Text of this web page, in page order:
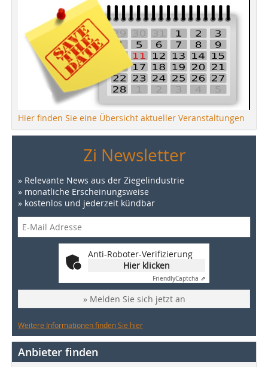
Hier finden Sie eine Übersicht aktueller Veranstaltungen
Zi Newsletter
» Relevante News aus der Ziegelindustrie
» monatliche Erscheinungsweise
» kostenlos und jederzeit kündbar
Anti-Roboter-Verifizierung
Hier klicken
FriendlyCaptcha ⇗
» Melden Sie sich jetzt an
Weitere Informationen finden Sie hier
Anbieter finden